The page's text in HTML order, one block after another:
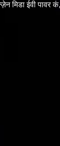
मिडा ईवी पावर कं,